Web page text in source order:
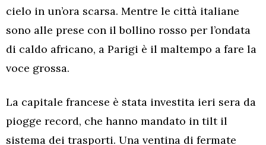
cielo in un’ora scarsa. Mentre le città italiane
sono alle prese con il bollino rosso per l’ondata
di caldo africano, a Parigi è il maltempo a fare la
voce grossa.
La capitale francese è stata investita ieri sera da
piogge record, che hanno mandato in tilt il
sistema dei trasporti. Una ventina di fermate